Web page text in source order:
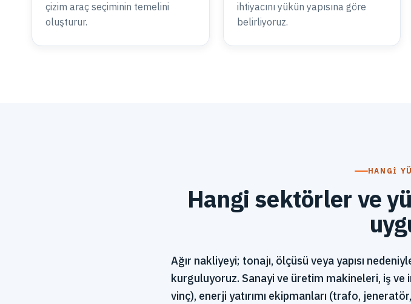
çizim araç seçiminin temelini
oluşturur.
ihtiyacını yükün yapısına göre
belirliyoruz.
HANGI
Hangi sektörler ve
Ağır nakliyeyi; tonajı, ölçüsü veya yapısı
kurguluyoruz. Sanayi ve üretim makineleri, iş
vinç), enerji yatırımı ekipmanları (trafo,